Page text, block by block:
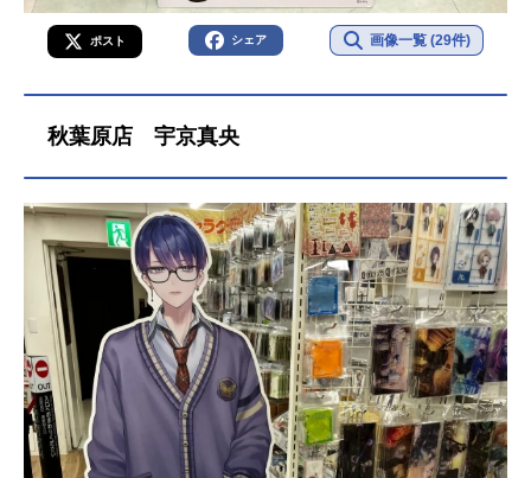
ポスト シェア 画像一覧 (29件)
秋葉原店 宇京真央